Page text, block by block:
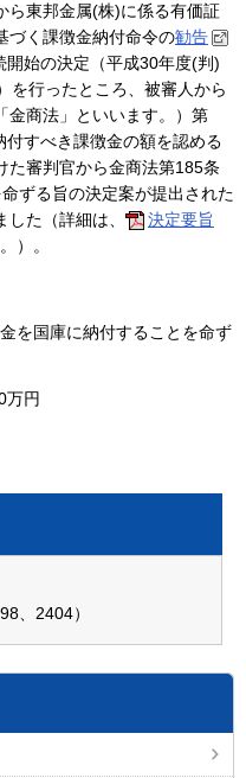
ら東邦金属(株)に係る有価証
づく課徴金納付命令の勧告
始の決定（平成30年度(判)
を行ったところ、被審人から
金商法」といいます。）第
すべき課徴金の額を認める
た審判官から金商法第185条
ずる旨の決定案が提出された
た（詳細は、
決定要旨
）。
を国庫に納付することを命ず
円
、2404）